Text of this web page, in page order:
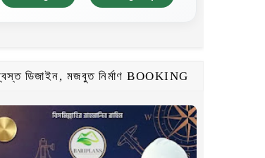
ডিজাইন, মজবুত নির্মাণ BOOKING